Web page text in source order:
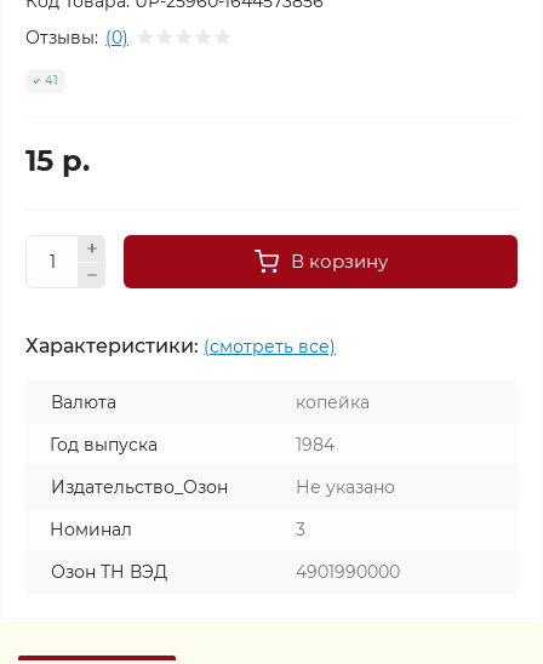
Отзывы: (0)
41
15 р.
В корзину
Характеристики: (смотреть все)
Валюта
копейка
Год выпуска
1984
Издательство_Озон
Не указано
Номинал
3
Озон ТН ВЭД
4901990000